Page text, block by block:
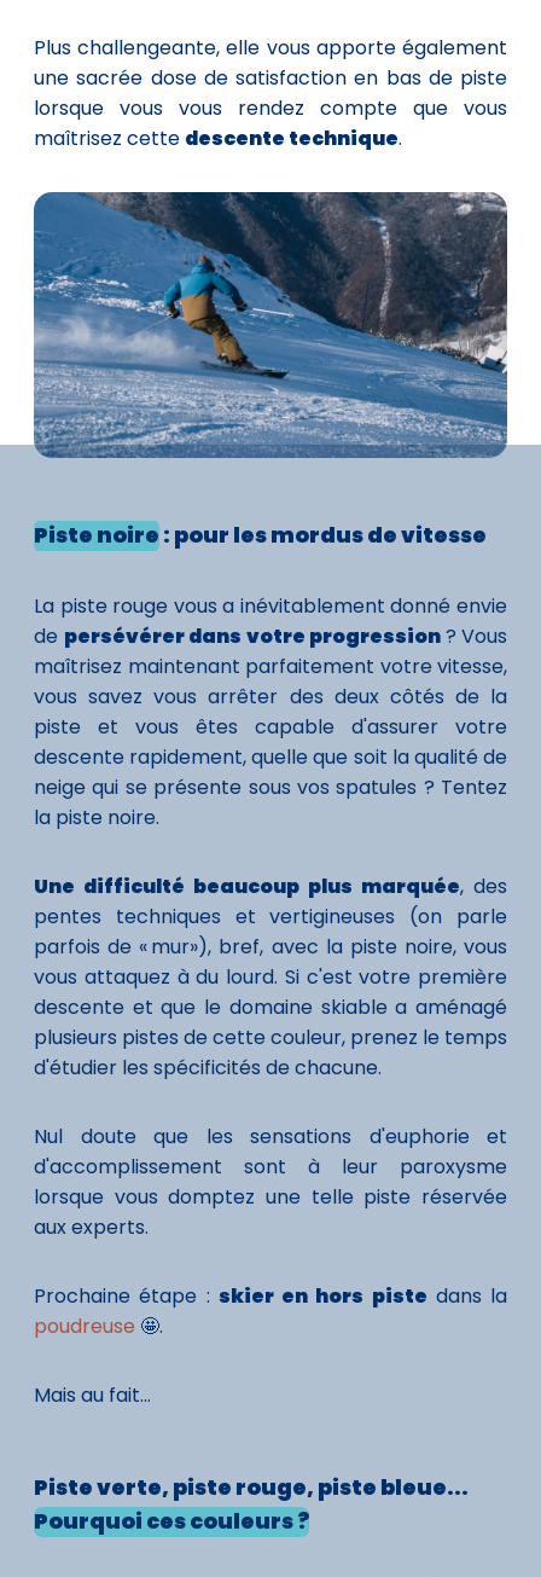
Plus challengeante, elle vous apporte également
une sacrée dose de satisfaction en bas de piste
lorsque vous vous rendez compte que vous
maîtrisez cette descente technique.
Piste noire: pour les mordus de vitesse
La piste rouge vous a inévitablement donné envie
de persévérer dans votre progression? Vous
maîtrisez maintenant parfaitement votre vitesse,
vous savez vous arrêter des deux côtés de la
piste et vous êtes capable d'assurer votre
descente rapidement, quelle que soit la qualité de
neige qui se présente sous vos spatules ? Tentez
la piste noire.
Une difficulté beaucoup plus marquée, des
pentes techniques et vertigineuses (on parle
parfois de « mur»), bref, avec la piste noire, vous
vous attaquez à du lourd. Si c'est votre première
descente et que le domaine skiable a aménagé
plusieurs pistes de cette couleur, prenez le temps
d'étudier les spécificités de chacune.
Nul doute que les sensations d'euphorie et
d'accomplissement sont à leur paroxysme
lorsque vous domptez une telle piste réservée
aux experts.
Prochaine étape : skier en hors piste dans la
poudreuse 🤩.
Mais au fait...
Piste verte, piste rouge, piste bleue...
Pourquoi ces couleurs ?